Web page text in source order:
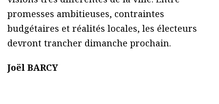
promesses ambitieuses, contraintes
budgétaires et réalités locales, les électeurs
devront trancher dimanche prochain.
Joël BARCY